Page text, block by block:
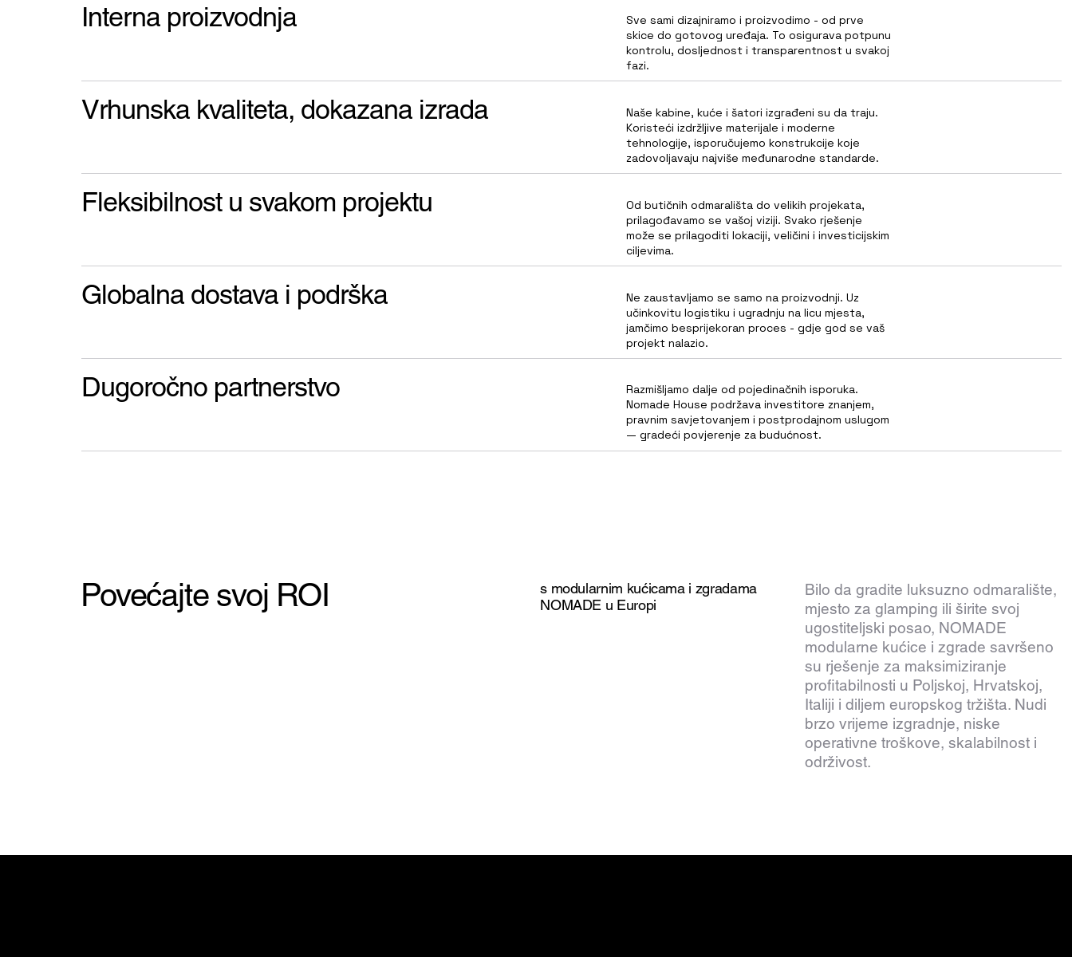
Interna proizvodnja
Sve sami dizajniramo i proizvodimo - od prve
skice do gotovog uređaja. To osigurava potpunu
kontrolu, dosljednost i transparentnost u svakoj
fazi.
Vrhunska kvaliteta, dokazana izrada
Naše kabine, kuće i šatori izgrađeni su da traju.
Koristeći izdržljive materijale i moderne
tehnologije, isporučujemo konstrukcije koje
zadovoljavaju najviše međunarodne standarde.
Fleksibilnost u svakom projektu
Od butičnih odmarališta do velikih projekata,
prilagođavamo se vašoj viziji. Svako rješenje
može se prilagoditi lokaciji, veličini i investicijskim
ciljevima.
Globalna dostava i podrška
Ne zaustavljamo se samo na proizvodnji. Uz
učinkovitu logistiku i ugradnju na licu mjesta,
jamčimo besprijekoran proces - gdje god se vaš
projekt nalazio.
Dugoročno partnerstvo
Razmišljamo dalje od pojedinačnih isporuka.
Nomade House podržava investitore znanjem,
pravnim savjetovanjem i postprodajnom uslugom
— gradeći povjerenje za budućnost.
Povećajte svoj ROI
s modularnim kućicama i zgradama
NOMADE u Europi
Bilo da gradite luksuzno odmaralište,
mjesto za glamping ili širite svoj
ugostiteljski posao, NOMADE
modularne kućice i zgrade savršeno
su rješenje za maksimiziranje
profitabilnosti u Poljskoj, Hrvatskoj,
Italiji i diljem europskog tržišta. Nudi
brzo vrijeme izgradnje, niske
operativne troškove, skalabilnost i
održivost.